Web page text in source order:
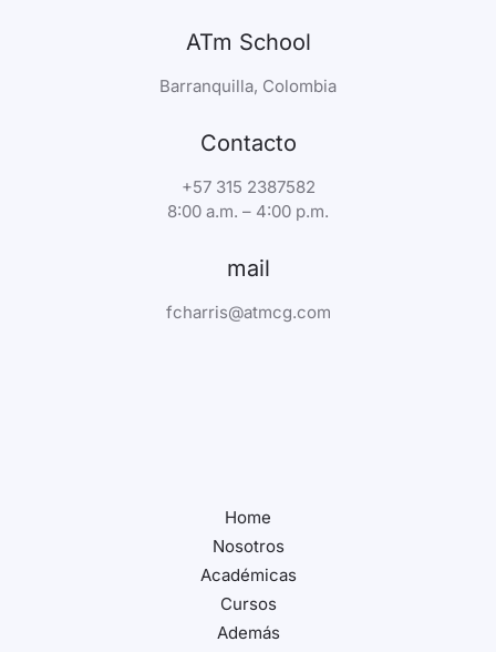
ATm School
Barranquilla, Colombia
Contacto
+57 315 2387582
8:00 a.m. – 4:00 p.m.
mail
fcharris@atmcg.com
Home
Nosotros
Académicas
Cursos
Además